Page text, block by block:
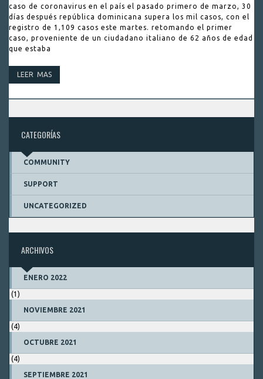
caso de coronavirus en el país el pasado primero de marzo, 30
días después república dominicana supera los mil casos, con el
registro de 1,109 casos este martes. retomando el primer
caso, proveniente de un ciudadano italiano de 62 años de edad
que estaba
LEER MAS
CATEGORÍAS
COMMUNITY
SUPPORT
UNCATEGORIZED
ARCHIVOS
ENERO 2022
(1)
NOVIEMBRE 2021
(4)
OCTUBRE 2021
(4)
SEPTIEMBRE 2021